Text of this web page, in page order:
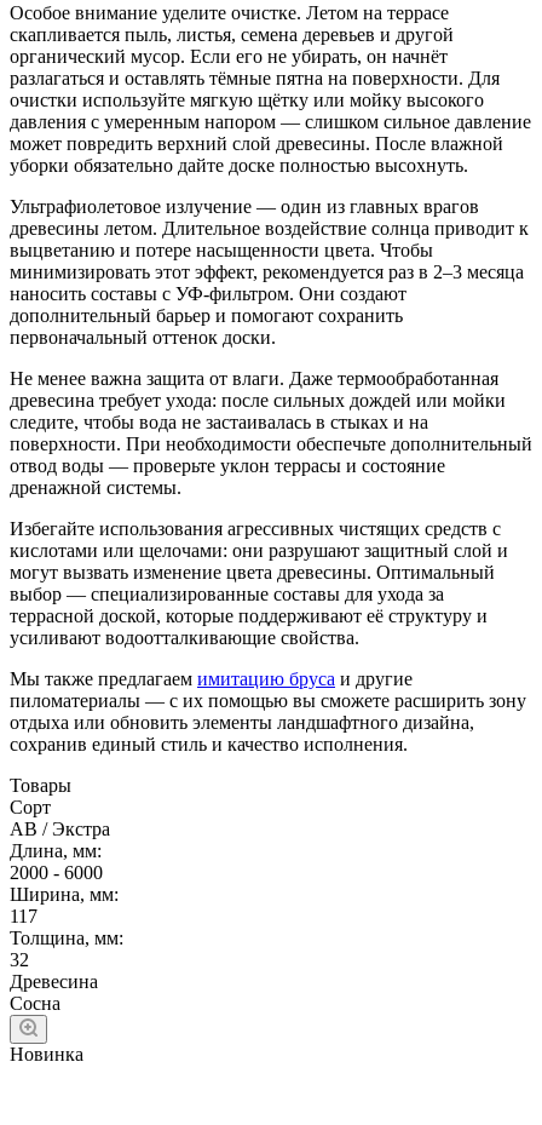
Особое внимание уделите очистке. Летом на террасе
скапливается пыль, листья, семена деревьев и другой
органический мусор. Если его не убирать, он начнёт
разлагаться и оставлять тёмные пятна на поверхности. Для
очистки используйте мягкую щётку или мойку высокого
давления с умеренным напором — слишком сильное давление
может повредить верхний слой древесины. После влажной
уборки обязательно дайте доске полностью высохнуть.
Ультрафиолетовое излучение — один из главных врагов
древесины летом. Длительное воздействие солнца приводит к
выцветанию и потере насыщенности цвета. Чтобы
минимизировать этот эффект, рекомендуется раз в 2–3 месяца
наносить составы с УФ-фильтром. Они создают
дополнительный барьер и помогают сохранить
первоначальный оттенок доски.
Не менее важна защита от влаги. Даже термообработанная
древесина требует ухода: после сильных дождей или мойки
следите, чтобы вода не застаивалась в стыках и на
поверхности. При необходимости обеспечьте дополнительный
отвод воды — проверьте уклон террасы и состояние
дренажной системы.
Избегайте использования агрессивных чистящих средств с
кислотами или щелочами: они разрушают защитный слой и
могут вызвать изменение цвета древесины. Оптимальный
выбор — специализированные составы для ухода за
террасной доской, которые поддерживают её структуру и
усиливают водоотталкивающие свойства.
Мы также предлагаем имитацию бруса и другие
пиломатериалы — с их помощью вы сможете расширить зону
отдыха или обновить элементы ландшафтного дизайна,
сохранив единый стиль и качество исполнения.
Товары
Сорт
АВ / Экстра
Длина, мм:
2000 - 6000
Ширина, мм:
117
Толщина, мм:
32
Древесина
Сосна
Новинка